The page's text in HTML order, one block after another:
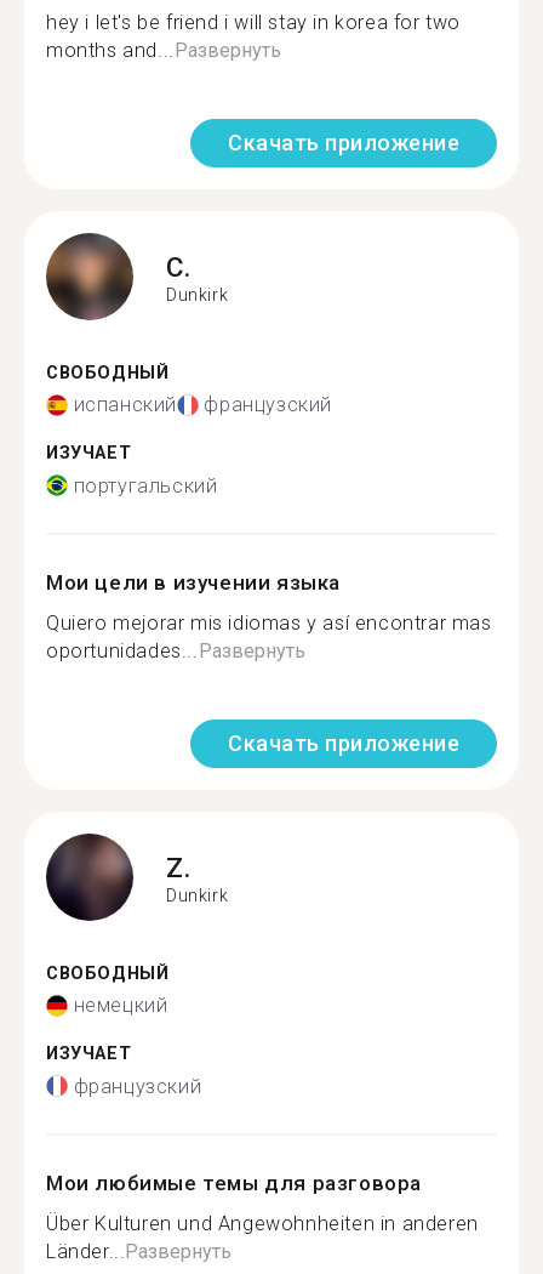
hey i let's be friend i will stay in korea for two
months and... Развернуть
Скачать приложение
C.
Dunkirk
СВОБОДНЫЙ
испанский французский
ИЗУЧАЕТ
португальский
Мои цели в изучении языка
Quiero mejorar mis idiomas y así encontrar mas
oportunidades... Развернуть
Скачать приложение
Z.
Dunkirk
СВОБОДНЫЙ
немецкий
ИЗУЧАЕТ
французский
Мои любимые темы для разговора
Über Kulturen und Angewohnheiten in anderen
Länder... Развернуть